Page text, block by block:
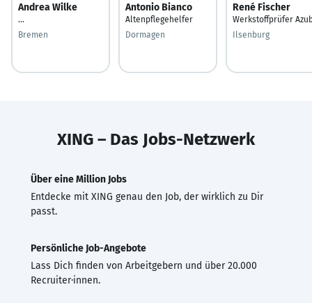
Andrea Wilke
...
Bremen
Antonio Bianco
Altenpflegehelfer
Dormagen
René Fischer
Werkstoffprüfer
Ilsenburg
XING – Das Jobs-Netzwerk
Über eine Million Jobs
Entdecke mit XING genau den Job, der wirklich zu Dir
passt.
Persönliche Job-Angebote
Lass Dich finden von Arbeitgebern und über 20.000
Recruiter·innen.